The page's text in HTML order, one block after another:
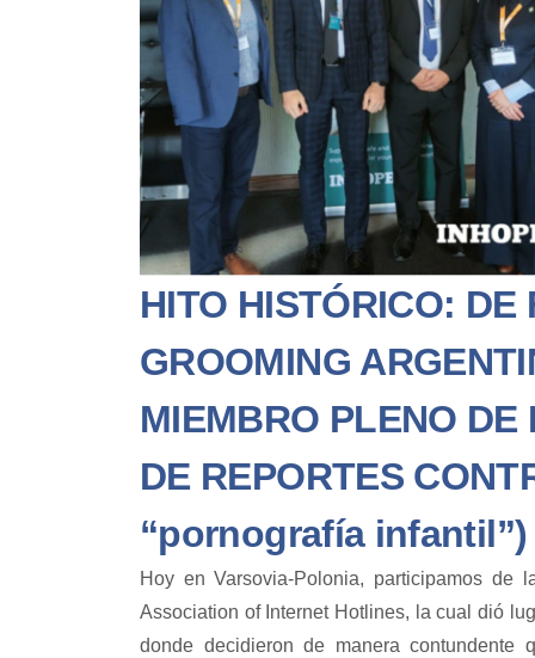
HITO HISTÓRICO: DE
GROOMING
MIEMBRO PLENO
DE REPORTES
“pornografía infantil”)
Hoy en Varsovia-Polonia, participamos de
Association of Internet Hotlines, la cual dió
donde decidieron de manera contundente